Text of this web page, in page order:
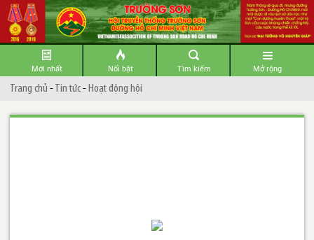
Mới nhất Nổi bật Tìm kiếm Mở rộng
Trang chủ -Tin tức- Hoạt động hội